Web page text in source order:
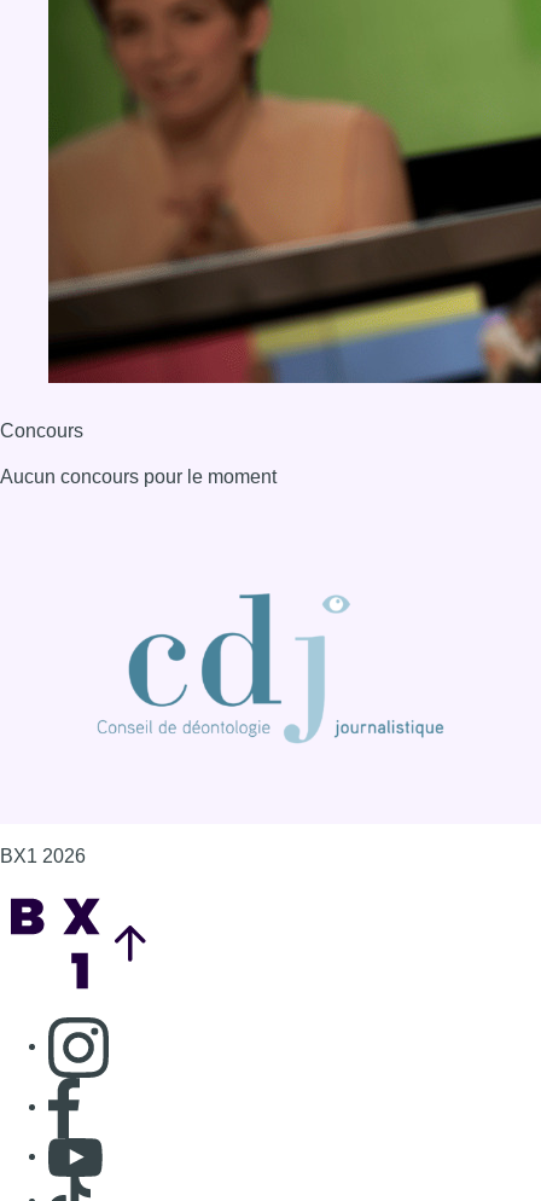
Concours
Aucun concours pour le moment
BX1 2026
Consulter page Instagram
Consulter page Facebook
Consulter Youtube
Consulter TikTok